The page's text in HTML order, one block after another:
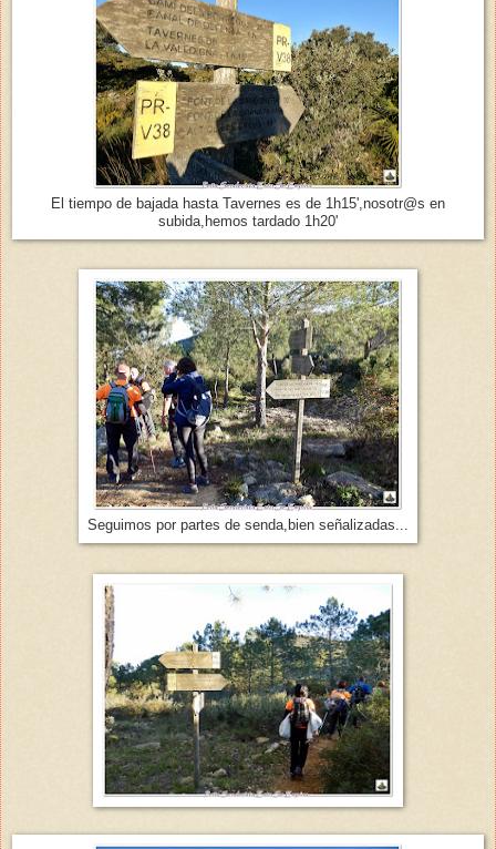
El tiempo de bajada hasta Tavernes es de 1h15',nosotr@s en
subida,hemos tardado 1h20'
Seguimos por partes de senda,bien señalizadas...